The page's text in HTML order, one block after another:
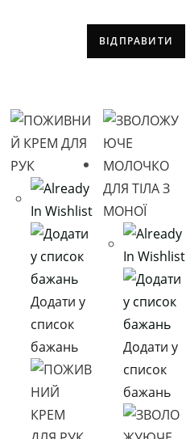
Додати у
список
бажань
Додати у
список
бажань